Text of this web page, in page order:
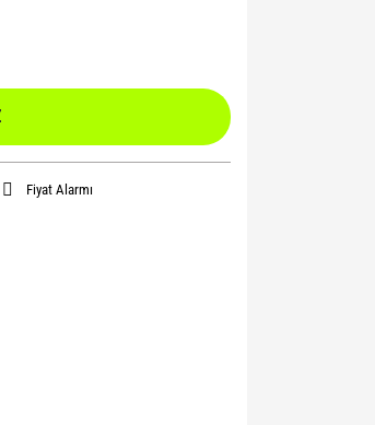
Fiyat Alarmı